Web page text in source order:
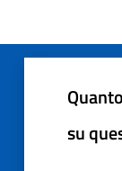
su